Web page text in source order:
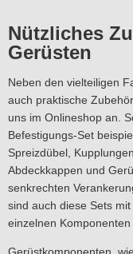
Nützliches
Gerüsten
Neben den vielteiligen
auch praktische
uns im Onlineshop an.
Befestigungs-Set
Spreizdübel,
Abdeckkappen und
senkrechten
sind auch diese Sets
einzelnen Komponenten